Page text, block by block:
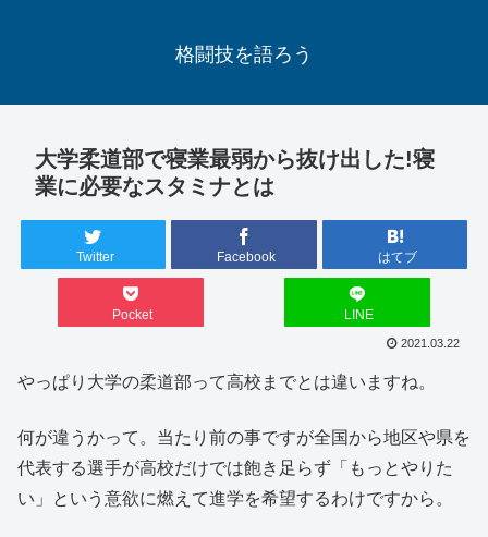
格闘技を語ろう
大学柔道部で寝業最弱から抜け出した!寝
業に必要なスタミナとは
Twitter Facebook はてブ
Pocket LINE
2021.03.22
やっぱり大学の柔道部って高校までとは違いますね。
何が違うかって。当たり前の事ですが全国から地区や県を
代表する選手が高校だけでは飽き足らず「もっとやりた
い」という意欲に燃えて進学を希望するわけですから。